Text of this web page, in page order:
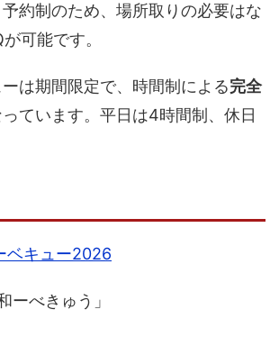
約制のため、場所取りの必要はな
可能です。
は期間限定で、時間制による完全
ています。平日は4時間制、休日
ベキュー2026
ーべきゅう」